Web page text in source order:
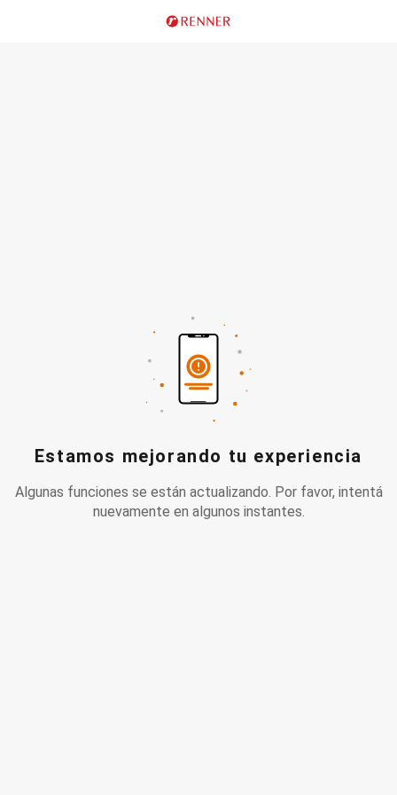
Estamos mejorando tu experiencia
Algunas funciones se están actualizando. Por favor, intentá
nuevamente en algunos instantes.